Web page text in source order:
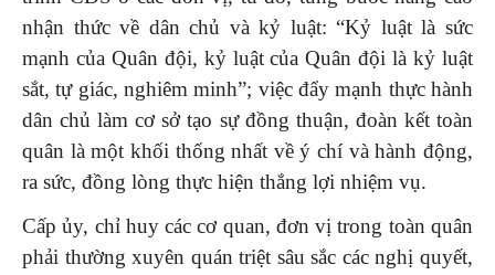
nhận thức về dân chủ và kỷ luật: “Kỷ luật là sức
mạnh của Quân đội, kỷ luật của Quân đội là kỷ luật
sắt, tự giác, nghiêm minh”; việc đẩy mạnh thực hành
dân chủ làm cơ sở tạo sự đồng thuận, đoàn kết toàn
quân là một khối thống nhất về ý chí và hành động,
ra sức, đồng lòng thực hiện thắng lợi nhiệm vụ.
Cấp ủy, chỉ huy các cơ quan, đơn vị trong toàn quân
phải thường xuyên quán triệt sâu sắc các nghị quyết,